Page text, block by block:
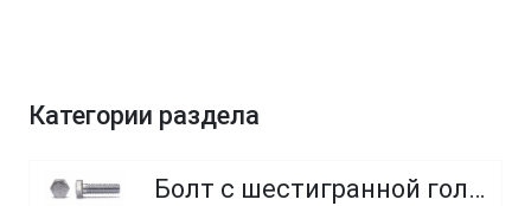
Категории раздела
Болт с шестигранной головкой, полная резьба, класс прочности 8.8